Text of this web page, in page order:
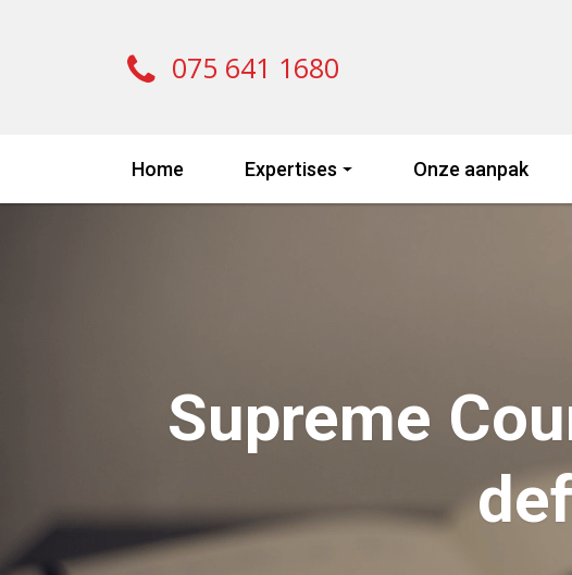
075 641 1680
Home Expertises Onze aanpak
Supreme